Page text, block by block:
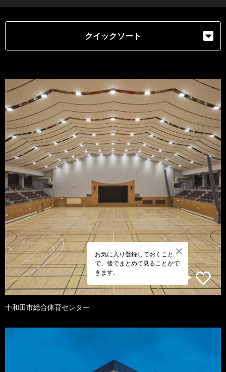
クイックソート
お気に入り登録しておくこと
で、後でまとめて見ることがで
きます。
十和田市総合体育センター